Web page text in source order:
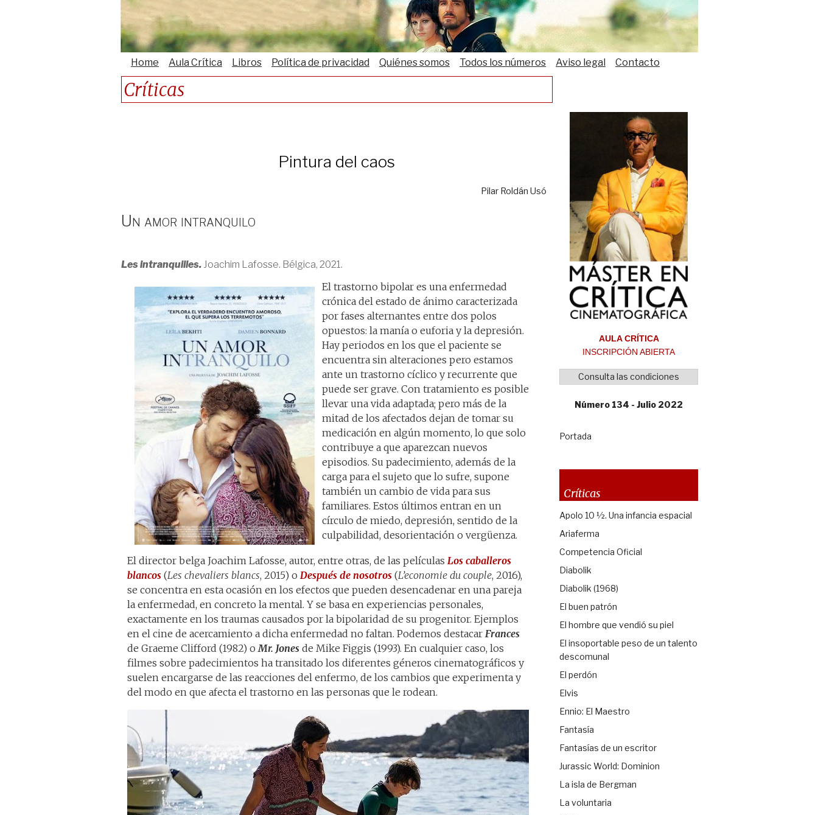
Home Aula Crítica Libros Política de privacidad Quiénes somos Todos los números Aviso legal Contacto
Críticas
Pintura del caos
Pilar Roldán Usó
Un amor intranquilo
Les intranquilles. Joachim Lafosse. Bélgica, 2021.
El trastorno bipolar es una enfermedad
crónica del estado de ánimo caracterizada
por fases alternantes entre dos polos
opuestos: la manía o euforia y la depresión.
Hay periodos en los que el paciente se
encuentra sin alteraciones pero estamos
ante un trastorno cíclico y recurrente que
puede ser grave. Con tratamiento es posible
llevar una vida adaptada; pero más de la
mitad de los afectados dejan de tomar su
medicación en algún momento, lo que solo
contribuye a que aparezcan nuevos
episodios. Su padecimiento, además de la
carga para el sujeto que lo sufre, supone
también un cambio de vida para sus
familiares. Estos últimos entran en un
círculo de miedo, depresión, sentido de la
culpabilidad, desorientación o vergüenza.
El director belga Joachim Lafosse, autor, entre otras, de las películas Los caballeros
blancos (Les chevaliers blancs, 2015) o Después de nosotros (L’economie du couple, 2016),
se concentra en esta ocasión en los efectos que pueden desencadenar en una pareja
la enfermedad, en concreto la mental. Y se basa en experiencias personales,
exactamente en los traumas causados por la bipolaridad de su progenitor. Ejemplos
en el cine de acercamiento a dicha enfermedad no faltan. Podemos destacar Frances
de Graeme Clifford (1982) o Mr. Jones de Mike Figgis (1993). En cualquier caso, los
filmes sobre padecimientos ha transitado los diferentes géneros cinematográficos y
suelen encargarse de las reacciones del enfermo, de los cambios que experimenta y
del modo en que afecta el trastorno en las personas que le rodean.
AULA CRÍTICA
INSCRIPCIÓN ABIERTA
Consulta las condiciones
Número 134 - Julio 2022
Portada
Críticas
Apolo 10 ½. Una infancia espacial
Ariaferma
Competencia Oficial
Diabolik
Diabolik (1968)
El buen patrón
El hombre que vendió su piel
El insoportable peso de un talento
descomunal
El perdón
Elvis
Ennio: El Maestro
Fantasía
Fantasías de un escritor
Jurassic World: Dominion
La isla de Bergman
La voluntaria